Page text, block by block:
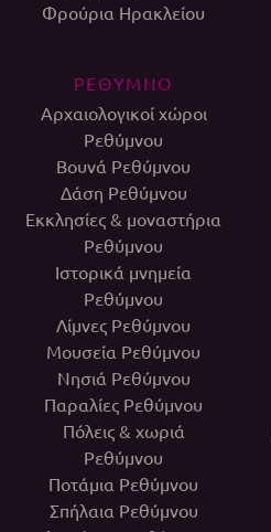
Φρούρια Ηρακλείου
ΡΕΘΥΜΝΟ
Αρχαιολογικοί χώροι
Ρεθύμνου
Βουνά Ρεθύμνου
Δάση Ρεθύμνου
Εκκλησίες & μοναστήρια
Ρεθύμνου
Ιστορικά μνημεία
Ρεθύμνου
Λίμνες Ρεθύμνου
Μουσεία Ρεθύμνου
Νησιά Ρεθύμνου
Παραλίες Ρεθύμνου
Πόλεις & χωριά
Ρεθύμνου
Ποτάμια Ρεθύμνου
Σπήλαια Ρεθύμνου